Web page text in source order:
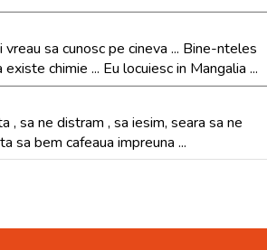
sa cunosc pe cineva ... Bine-nteles
chimie ... Eu locuiesc in Mangalia ...
, sa ne distram , sa iesim, seara sa ne
sa bem cafeaua impreuna ...